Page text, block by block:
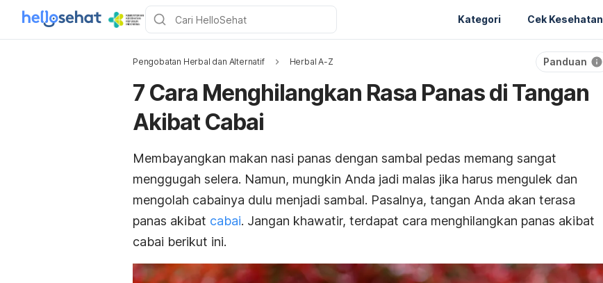
Kategori Cek Kesehatan
Pengobatan Herbal dan Alternatif Herbal A-Z Panduan
7 Cara Menghilangkan Rasa Panas di Tangan
Akibat Cabai
Membayangkan makan nasi panas dengan sambal pedas memang sangat
menggugah selera. Namun, mungkin Anda jadi malas jika harus mengulek dan
mengolah cabainya dulu menjadi sambal. Pasalnya, tangan Anda akan terasa
panas akibat cabai. Jangan khawatir, terdapat cara menghilangkan panas akibat
cabai berikut ini.